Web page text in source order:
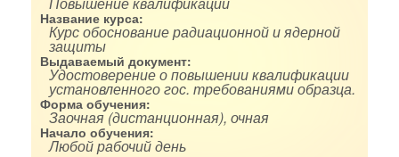
Название курса:
Курс обоснование радиационной и ядерной
защиты
Выдаваемый документ:
Удостоверение о повышении квалификации
установленного гос. требованиями образца.
Форма обучения:
Заочная (дистанционная), очная
Начало обучения:
Любой рабочий день